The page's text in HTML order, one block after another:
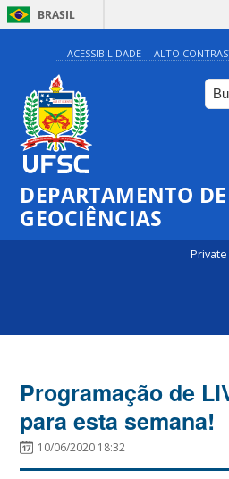
BRASIL
ACESSIBILIDADE ALTO
DEPARTAMENTO DE
GEOCIÊNCIAS
Programação de
para esta semana!
10/06/2020 18:32